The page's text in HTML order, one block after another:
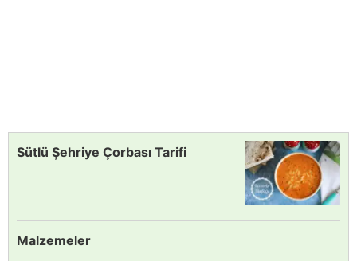
Sütlü Şehriye Çorbası Tarifi
Malzemeler